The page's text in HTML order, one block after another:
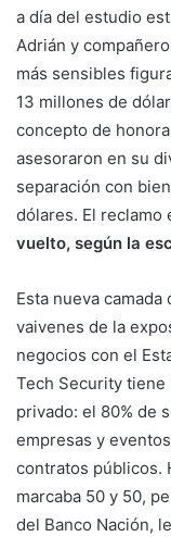
a día del estudio
Adrián y
más sensibles
13 millones de
concepto de
asesoraron en su
separación con
dólares. El reclamo
vuelto, según la
Esta nueva
vaivenes de la
negocios con el
Tech Security tiene
privado: el 80% de
empresas y
contratos públicos.
marcaba 50 y 50,
del Banco Nación,